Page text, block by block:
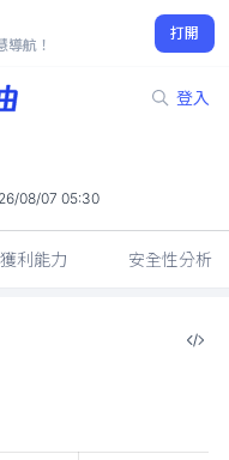
導航！
打開
登入
08/07 05:30
獲利能力 安全性分析